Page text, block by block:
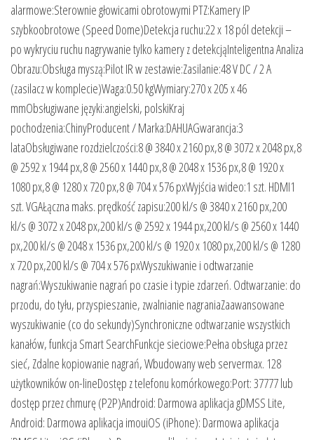
alarmowe:Sterownie głowicami obrotowymi PTZ:Kamery IP
szybkoobrotowe (Speed Dome)Detekcja ruchu:22 x 18 pól detekcji –
po wykryciu ruchu nagrywanie tylko kamery z detekcjąInteligentna Analiza
Obrazu:Obsługa myszą:Pilot IR w zestawie:Zasilanie:48 V DC / 2 A
(zasilacz w komplecie)Waga:0.50 kgWymiary:270 x 205 x 46
mmObsługiwane języki:angielski, polskiKraj
pochodzenia:ChinyProducent / Marka:DAHUAGwarancja:3
lataObsługiwane rozdzielczości:8 @ 3840 x 2160 px,8 @ 3072 x 2048 px,8
@ 2592 x 1944 px,8 @ 2560 x 1440 px,8 @ 2048 x 1536 px,8 @ 1920 x
1080 px,8 @ 1280 x 720 px,8 @ 704 x 576 pxWyjścia wideo:1 szt. HDMI1
szt. VGAŁączna maks. prędkość zapisu:200 kl/s @ 3840 x 2160 px,200
kl/s @ 3072 x 2048 px,200 kl/s @ 2592 x 1944 px,200 kl/s @ 2560 x 1440
px,200 kl/s @ 2048 x 1536 px,200 kl/s @ 1920 x 1080 px,200 kl/s @ 1280
x 720 px,200 kl/s @ 704 x 576 pxWyszukiwanie i odtwarzanie
nagrań:Wyszukiwanie nagrań po czasie i typie zdarzeń. Odtwarzanie: do
przodu, do tyłu, przyspieszanie, zwalnianie nagraniaZaawansowane
wyszukiwanie (co do sekundy)Synchroniczne odtwarzanie wszystkich
kanałów, funkcja Smart SearchFunkcje sieciowe:Pełna obsługa przez
sieć, Zdalne kopiowanie nagrań, Wbudowany web servermax. 128
użytkowników on-lineDostęp z telefonu komórkowego:Port: 37777 lub
dostęp przez chmurę (P2P)Android: Darmowa aplikacja gDMSS Lite,
Android: Darmowa aplikacja imouiOS (iPhone): Darmowa aplikacja